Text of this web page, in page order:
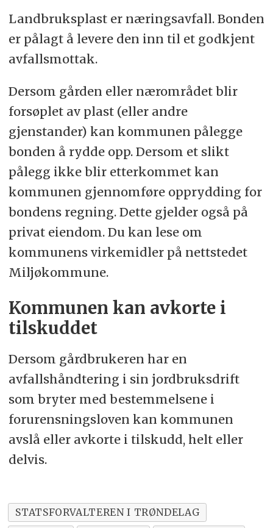
Landbruksplast er næringsavfall. Bonden
er pålagt å levere den inn til et godkjent
avfallsmottak.
Dersom gården eller nærområdet blir
forsøplet av plast (eller andre
gjenstander) kan kommunen pålegge
bonden å rydde opp. Dersom et slikt
pålegg ikke blir etterkommet kan
kommunen gjennomføre opprydding for
bondens regning. Dette gjelder også på
privat eiendom. Du kan lese om
kommunens virkemidler på nettstedet
Miljøkommune.
Kommunen kan avkorte i
tilskuddet
Dersom gårdbrukeren har en
avfallshåndtering i sin jordbruksdrift
som bryter med bestemmelsene i
forurensningsloven kan kommunen
avslå eller avkorte i tilskudd, helt eller
delvis.
STATSFORVALTEREN I TRØNDELAG